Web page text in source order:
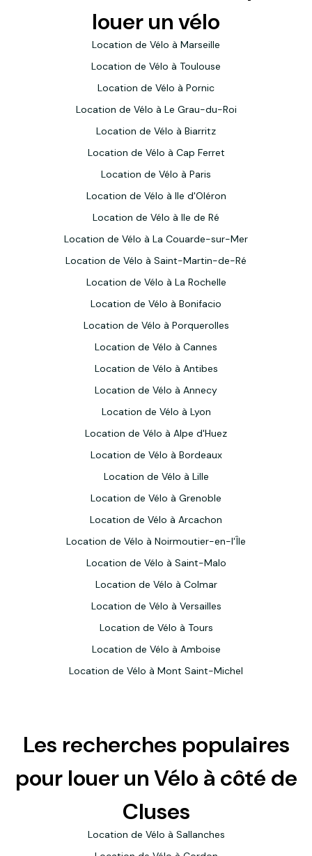
louer un vélo
Location de Vélo à Marseille
Location de Vélo à Toulouse
Location de Vélo à Pornic
Location de Vélo à Le Grau-du-Roi
Location de Vélo à Biarritz
Location de Vélo à Cap Ferret
Location de Vélo à Paris
Location de Vélo à Ile d'Oléron
Location de Vélo à Ile de Ré
Location de Vélo à La Couarde-sur-Mer
Location de Vélo à Saint-Martin-de-Ré
Location de Vélo à La Rochelle
Location de Vélo à Bonifacio
Location de Vélo à Porquerolles
Location de Vélo à Cannes
Location de Vélo à Antibes
Location de Vélo à Annecy
Location de Vélo à Lyon
Location de Vélo à Alpe d'Huez
Location de Vélo à Bordeaux
Location de Vélo à Lille
Location de Vélo à Grenoble
Location de Vélo à Arcachon
Location de Vélo à Noirmoutier-en-l'Île
Location de Vélo à Saint-Malo
Location de Vélo à Colmar
Location de Vélo à Versailles
Location de Vélo à Tours
Location de Vélo à Amboise
Location de Vélo à Mont Saint-Michel
Les recherches populaires
pour louer un Vélo à côté de
Cluses
Location de Vélo à Sallanches